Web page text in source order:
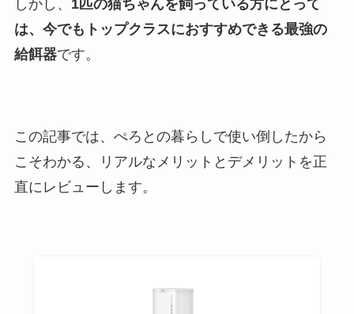
しかし、 1匹の猫ちゃんを飼っている方にとって
は、今でもトップクラスにおすすめできる最強の
給餌器です。
この記事では、ぺろとの暮らしで使い倒したから
こそわかる、リアルなメリットとデメリットを正
直にレビューします。